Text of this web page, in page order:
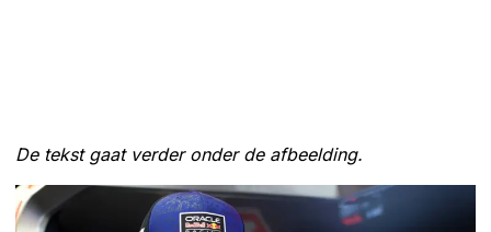
De tekst gaat verder onder de afbeelding.